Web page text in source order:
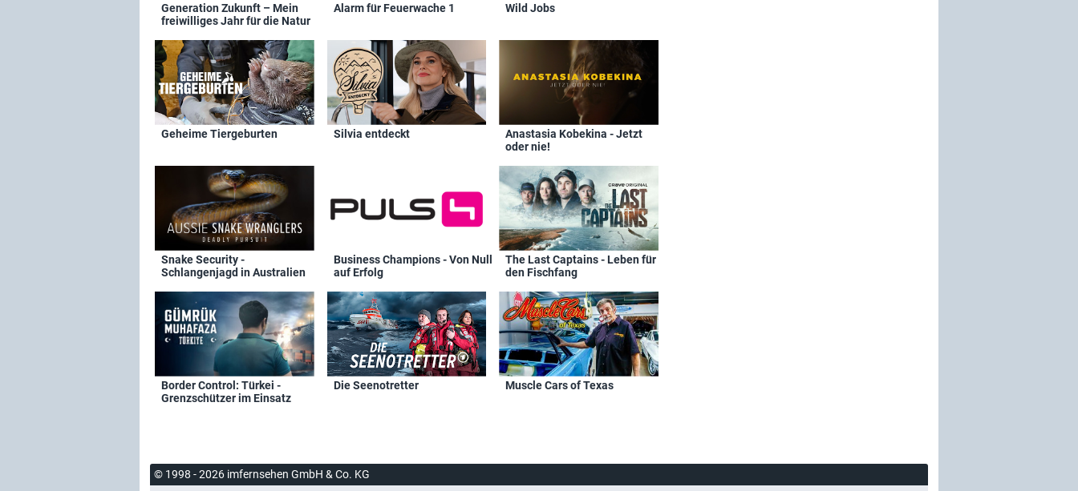
Generation Zukunft – Mein
freiwilliges Jahr für die Natur
Alarm für Feuerwache 1 Wild Jobs
Geheime Tiergeburten Silvia entdeckt
Anastasia Kobekina - Jetzt
oder nie!
Snake Security -
Schlangenjagd in Australien
Business Champions - Von Null
auf Erfolg
The Last Captains - Leben für
den Fischfang
Border Control: Türkei -
Grenzschützer im Einsatz
Die Seenotretter Muscle Cars of Texas
© 1998 - 2026 imfernsehen GmbH & Co. KG